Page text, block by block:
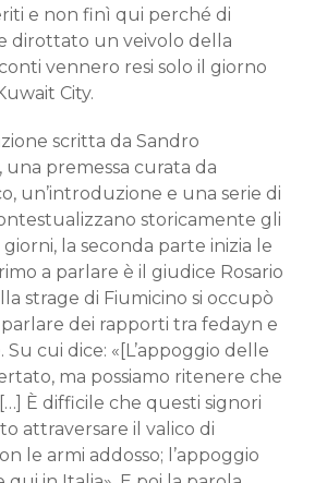
e non finì qui perché di
dirottato un veivolo della
vennero resi solo il giorno
City.
scritta da Sandro
una premessa curata da
un’introduzione e una serie di
storicamente gli
la seconda parte inizia le
a parlare è il giudice Rosario
strage di Fiumicino si occupò
dei rapporti tra fedayn e
Su cui dice: «[L’appoggio delle
ma possiamo ritenere che
È difficile che questi signori
attraversare il valico di
le armi addosso; l’appoggio